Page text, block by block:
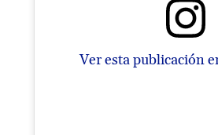
Ver esta publicación